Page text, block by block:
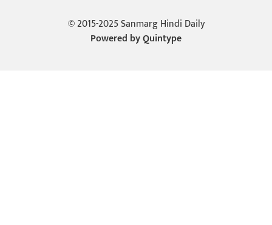
© 2015-2025 Sanmarg Hindi Daily
Powered byQuintype